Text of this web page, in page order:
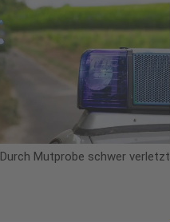
Durch Mutprobe schwer verletzt